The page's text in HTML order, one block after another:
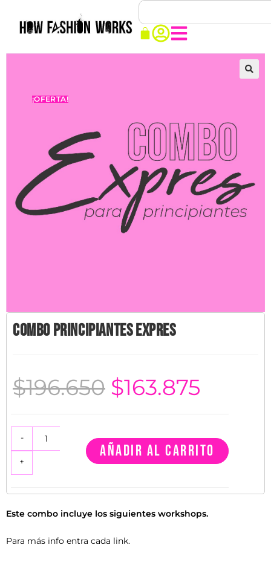
¡OFERTA!
Combo Principiantes Expres
$196.650 $163.875
-
+
AÑADIR AL CARRITO
Este combo incluye los siguientes workshops.
Para más info entra cada link.